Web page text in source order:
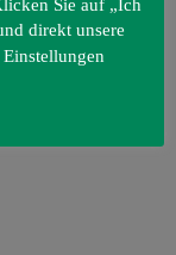
Sie auf „Ich
direkt unsere